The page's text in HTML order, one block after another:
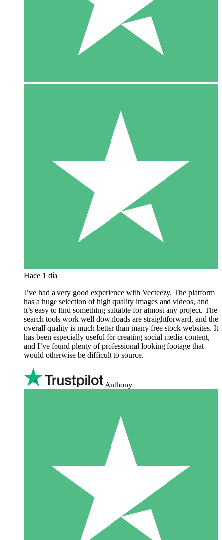
Hace 1 día
I’ve had a very good experience with Vecteezy. The platform
has a huge selection of high quality images and videos, and
it’s easy to find something suitable for almost any project. The
search tools work well downloads are straightforward, and the
overall quality is much better than many free stock websites. It
has been especially useful for creating social media content,
and I’ve found plenty of professional looking footage that
would otherwise be difficult to source.
Anthony